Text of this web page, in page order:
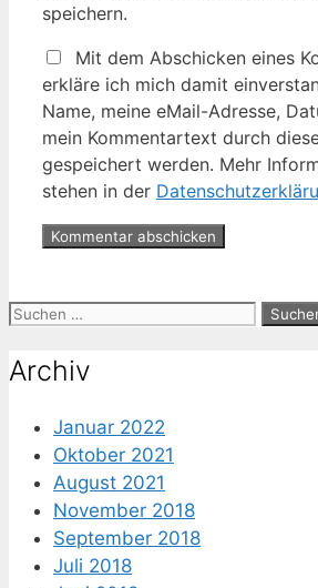
speichern.
Mit dem Abschicken eines
erkläre ich mich damit
Name, meine eMail-Adresse,
mein Kommentartext durch
gespeichert werden. Mehr
stehen in der
Suche
Archiv
Januar 2022
Oktober 2021
August 2021
November 2018
September 2018
Juli 2018